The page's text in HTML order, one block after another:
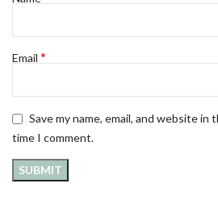
Email *
Save my name, email, and website
time I comment.